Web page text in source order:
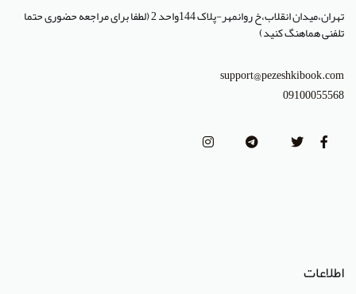
تهران،میدان انقلاب،خ روانمهر-پلاک 144واحد 2 (لطفا برای مراجعه حضوری حتما
تلفنی هماهنگ کنید)
support@pezeshkibook.com
09100055568
اطلاعات